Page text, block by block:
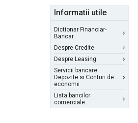
Informatii utile
Dictionar Financiar-
Bancar
Despre Credite
Despre Leasing
Servicii bancare:
Depozite si Conturi de
economii
Lista bancilor
comerciale